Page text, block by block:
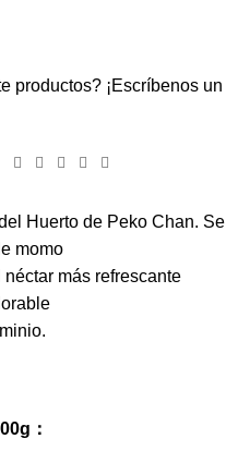
productos? ¡Escríbenos un
Huerto de Peko Chan. Se
momo
más refrescante
：